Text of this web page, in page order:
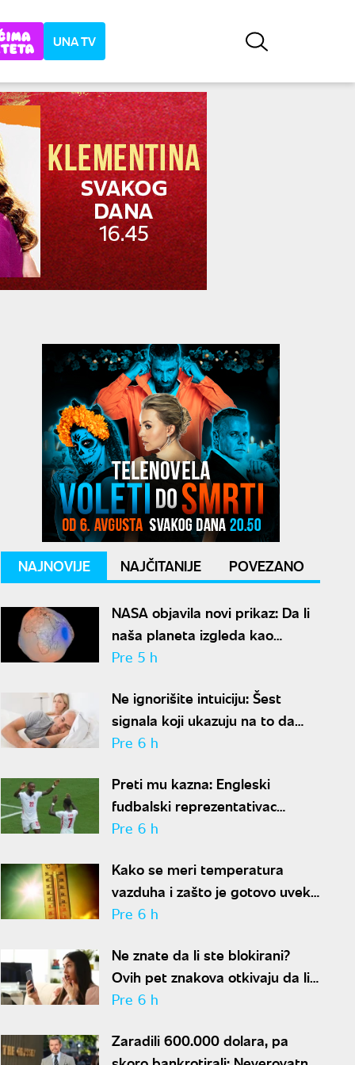
UNA TV
NAJNOVIJE NAJČITANIJE POVEZANO
NASA objavila novi prikaz: Da li
naša planeta izgleda kao
krompir ili kao plavi kliker?
Pre 5 h
Ne ignorišite intuiciju: Šest
signala koji ukazuju na to da
partner krije aferu
Pre 6 h
Preti mu kazna: Engleski
fudbalski reprezentativac
optužen za napad u noćnom
Pre 6 h
Kako se meri temperatura
vazduha i zašto je gotovo uvek
niža od one koju pokazuju naši
Pre 6 h
Ne znate da li ste blokirani?
Ovih pet znakova otkivaju da li
se nalazite na nečijoj "crnoj listi"
Pre 6 h
Zaradili 600.000 dolara, pa